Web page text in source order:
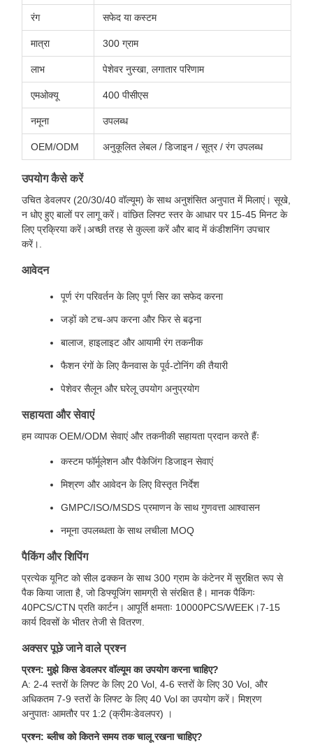
रंग सफेद या कस्टम
मात्रा 300 ग्राम
लाभ पेशेवर नुस्खा, लगातार परिणाम
एमओक्यू 400 पीसीएस
नमूना उपलब्ध
OEM/ODM अनुकूलित लेबल / डिजाइन / सूत्र / रंग उपलब्ध
उपयोग कैसे करें
उचित डेवलपर (20/30/40 वॉल्यूम) के साथ अनुशंसित अनुपात में मिलाएं। सूखे,
न धोए हुए बालों पर लागू करें। वांछित लिफ्ट स्तर के आधार पर 15-45 मिनट के
लिए प्रक्रिया करें।अच्छी तरह से कुल्ला करें और बाद में कंडीशनिंग उपचार
करें।.
आवेदन
पूर्ण रंग परिवर्तन के लिए पूर्ण सिर का सफेद करना
जड़ों को टच-अप करना और फिर से बढ़ना
बालाज, हाइलाइट और आयामी रंग तकनीक
फैशन रंगों के लिए कैनवास के पूर्व-टोनिंग की तैयारी
पेशेवर सैलून और घरेलू उपयोग अनुप्रयोग
सहायता और सेवाएं
हम व्यापक OEM/ODM सेवाएं और तकनीकी सहायता प्रदान करते हैंः
कस्टम फॉर्मूलेशन और पैकेजिंग डिजाइन सेवाएं
मिश्रण और आवेदन के लिए विस्तृत निर्देश
GMPC/ISO/MSDS प्रमाणन के साथ गुणवत्ता आश्वासन
नमूना उपलब्धता के साथ लचीला MOQ
पैकिंग और शिपिंग
प्रत्येक यूनिट को सील ढक्कन के साथ 300 ग्राम के कंटेनर में सुरक्षित रूप से
पैक किया जाता है, जो डिफ्यूजिंग सामग्री से संरक्षित है। मानक पैकिंगः
40PCS/CTN प्रति कार्टन। आपूर्ति क्षमताः 10000PCS/WEEK।7-15
कार्य दिवसों के भीतर तेजी से वितरण.
अक्सर पूछे जाने वाले प्रश्न
प्रश्न: मुझे किस डेवलपर वॉल्यूम का उपयोग करना चाहिए?
A: 2-4 स्तरों के लिफ्ट के लिए 20 Vol, 4-6 स्तरों के लिए 30 Vol, और
अधिकतम 7-9 स्तरों के लिफ्ट के लिए 40 Vol का उपयोग करें। मिश्रण
अनुपातः आमतौर पर 1:2 (क्रीमःडेवलपर) ।
प्रश्न: ब्लीच को कितने समय तक चालू रखना चाहिए?